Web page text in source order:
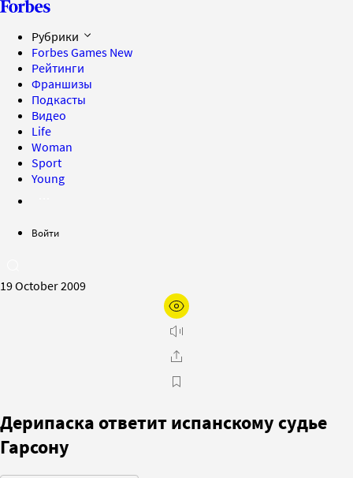
Рубрики
Forbes Games New
Рейтинги
Франшизы
Подкасты
Видео
Life
Woman
Sport
Young
Войти
19 October 2009
Дерипаска ответит испанскому судье
Гарсону